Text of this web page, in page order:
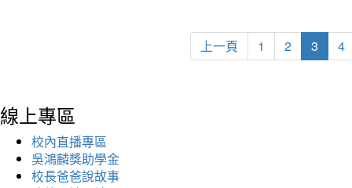
上一頁 1 2 3 4
線上專區
校內直播專區
吳鴻麟獎助學金
校長爸爸說故事